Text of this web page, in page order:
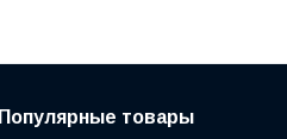
Популярные товары